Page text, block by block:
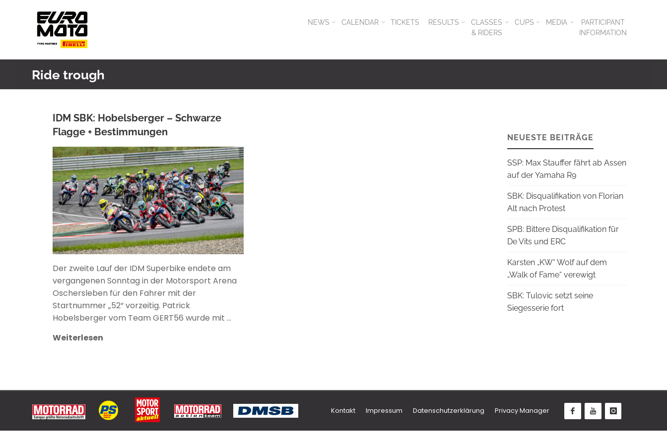
NEWS CALENDAR TICKETS RESULTS
CLASSES
& RIDERS
CUPS MEDIA
PARTICIPANT
INFORMATION
Ride trough
IDM SBK: Hobelsberger – Schwarze
Flagge + Bestimmungen
ANKE WIECZOREK
Der zweite Lauf der IDM Superbike endete am
vergangenen Sonntag in der Motorsport Arena
Oschersleben für den Fahrer mit der
Startnummer „52“ vorzeitig. Patrick
Hobelsberger vom Team GERT56 wurde mit …
Weiterlesen
NEUESTE BEITRÄGE
SSP: Max Stauffer fährt ab Assen
auf der Yamaha R9
SBK: Disqualifikation von Florian
Alt nach Protest
SPB: Bittere Disqualifikation für
De Vits und ERC
Karsten „KW“ Wolf auf dem
„Walk of Fame“ verewigt
SBK: Tulovic setzt seine
Siegesserie fort
Kontakt Impressum Datenschutzerklärung Privacy Manager